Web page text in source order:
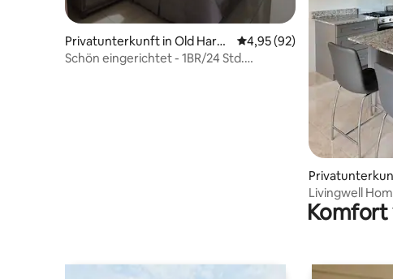
Privatunterkunft in Old Harb
our
Durchschnittliche
4,95 (92)
Schön eingerichtet - 1BR/24 Std.
ver
Livingwell
Komfort